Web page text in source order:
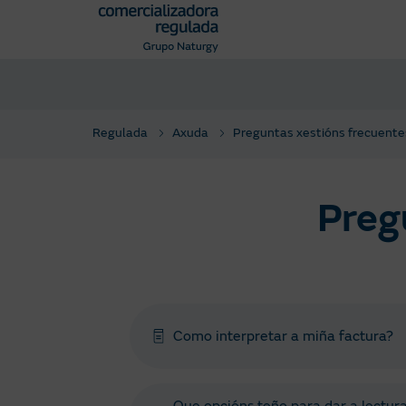
Pasar
contenido
Regulada Axuda Preguntas xestións
Como interpretar a miña factura?